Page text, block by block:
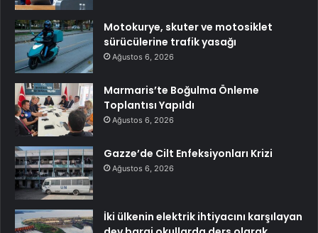
Motokurye, skuter ve motosiklet
sürücülerine trafik yasağı
Ağustos 6, 2026
Marmaris’te Boğulma Önleme
Toplantısı Yapıldı
Ağustos 6, 2026
Gazze’de Cilt Enfeksiyonları Krizi
Ağustos 6, 2026
İki ülkenin elektrik ihtiyacını karşılayan